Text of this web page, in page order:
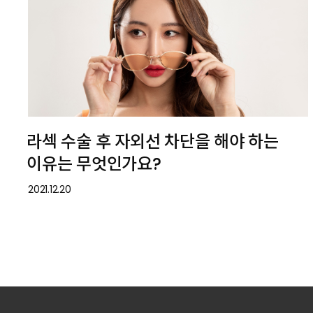
라섹 수술 후 자외선 차단을 해야 하는
이유는 무엇인가요?
2021.12.20